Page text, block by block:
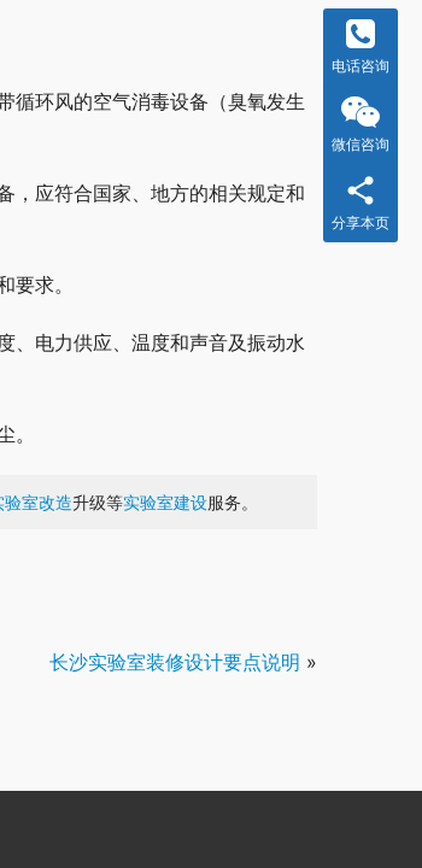
循环风的空气消毒设备（臭氧发生
，应符合国家、地方的相关规定和
求。
、电力供应、温度和声音及振动水
验室改造升级等实验室建设服务。
长沙实验室装修设计要点说明 »
电话咨询
微信咨询
分享本页